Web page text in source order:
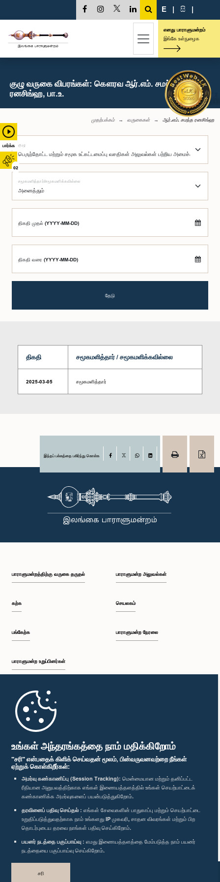
உங்கள் அந்தரங்கத்தை நாம் மதிக்கிறோம்
"சரி" என்பதைக் கிளிக் செய்வதன் மூலம், பின்வருவனவற்றை நீங்கள்
ஏற்றுக் கொள்கிறீர்கள்:
அமர்வு கண்காணிப்பு (Session Tracking): மென்மையான மற்றும் தனிப்பட்ட
ரீதியான அனுபவத்திற்காக எங்கள் இணையத்தளத்தில் உங்கள் செயற்பாட்டைக்
கண்காணிக்க அமர்வுகளைப் பயன்படுத்துகிறோம்.
தரவினைப் பதிவு செய்தல் : எங்கள் சேவைகளின் பாதுகாப்பு மற்றும் செயற்பாட்டை
உறுதிப்படுத்துவதற்காக நாம் உங்களது IP முகவரி, சாதன விவரங்கள் மற்றும் பிற
தொடர்புடைய தரவை நாங்கள் பதிவு செய்கிறோம்.
பயனர் நடத்தை பகுப்பாய்வு : எமது இணையத்தளத்தை மேம்படுத்த நாம் பயனர்
நடத்தையை பகுப்பாய்வு செய்கிறோம்.
சரி
பார்க்க
02
E | සි |
எனது பாராளுமன்றம்
இங்கே உள்நுழைக
குழு வருகை விபரங்கள்: கௌரவ ஆர்.எம். சமந்த
ரனசிங்ஹ, பா.உ.
முதற்பக்கம் வருகைகள் ஆர்.எம். சமந்த ரனசிங்ஹ
குழு
சமூகமளித்தார்/சமூகமளிக்கவில்லை
திகதி முதல் (YYYY-MM-DD)
திகதி வரை (YYYY-MM-DD)
தேடு
திகதி சமூகமளித்தார் / சமூகமளிக்கவில்லை
2025-03-05 சமூகமளித்தார்
இந்தப் பக்கத்தை பகிர்ந்து கொள்க Facebook
பாராளுமன்றத்திற்கு வருகை தருதல்
கற்க
பங்கேற்க
பாராளுமன்ற உறுப்பினர்கள்
முதற்பக்கம்
பாராளுமன்ற அலுவல்கள்
செயலகம்
பாராளுமன்ற நேரலை
பாராளுமன்ற கையடக்க செயலி
எம்மை பின்தொடர்க :
விருதுகள்
தனியுரிமைக் கொள்கை